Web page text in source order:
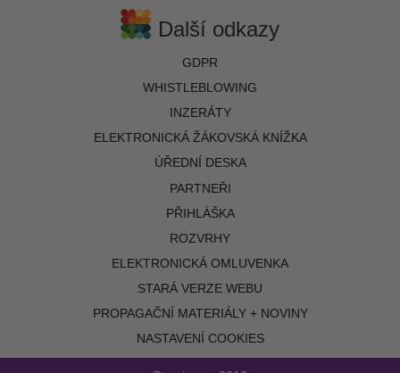
Další odkazy
GDPR
WHISTLEBLOWING
INZERÁTY
ELEKTRONICKÁ ŽÁKOVSKÁ KNÍŽKA
ÚŘEDNÍ DESKA
PARTNEŘI
PŘIHLÁŠKA
ROZVRHY
ELEKTRONICKÁ OMLUVENKA
STARÁ VERZE WEBU
PROPAGAČNÍ MATERIÁLY + NOVINY
NASTAVENÍ COOKIES